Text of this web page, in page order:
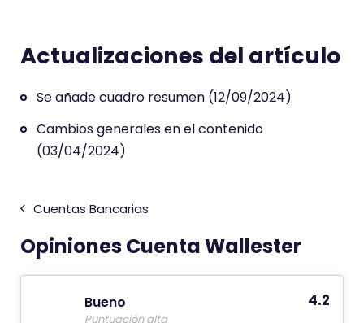
Actualizaciones del artículo
Se añade cuadro resumen (12/09/2024)
Cambios generales en el contenido
(03/04/2024)
Cuentas Bancarias
Opiniones Cuenta Wallester
Bueno
Puntuación alta
4.2